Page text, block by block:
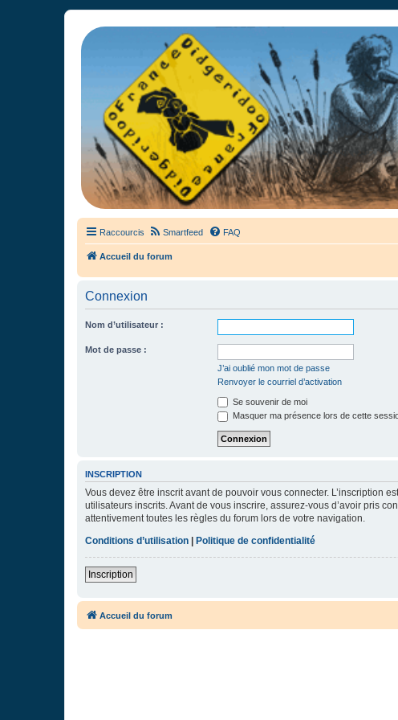
France Didgeridoo
Didgeridoo et Guimbarde sur France Didgeridoo - retrouvez la communauté.
Raccourcis Smartfeed FAQ
Accueil du forum
Connexion
Nom d’utilisateur :
Mot de passe :
J’ai oublié mon mot de passe
Renvoyer le courriel d’activation
Se souvenir de moi
Masquer ma présence lors de cette
INSCRIPTION
Vous devez être inscrit avant de pouvoir vous connecter. L’inscription
utilisateurs inscrits. Avant de vous inscrire, assurez-vous d’avoir pris
attentivement toutes les règles du forum lors de votre navigation.
Conditions d’utilisation
Politique de confidentialité
Inscription
Accueil du forum